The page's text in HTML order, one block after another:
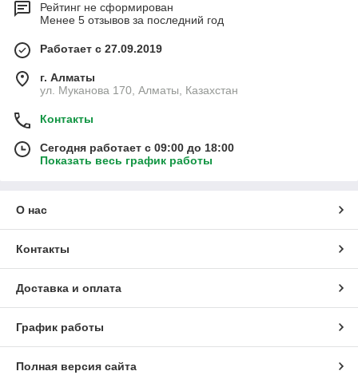
Рейтинг не сформирован
Менее 5 отзывов за последний год
Работает с 27.09.2019
г. Алматы
ул. Муканова 170, Алматы, Казахстан
Контакты
Сегодня работает с 09:00 до 18:00
Показать весь график работы
О нас
Контакты
Доставка и оплата
График работы
Полная версия сайта